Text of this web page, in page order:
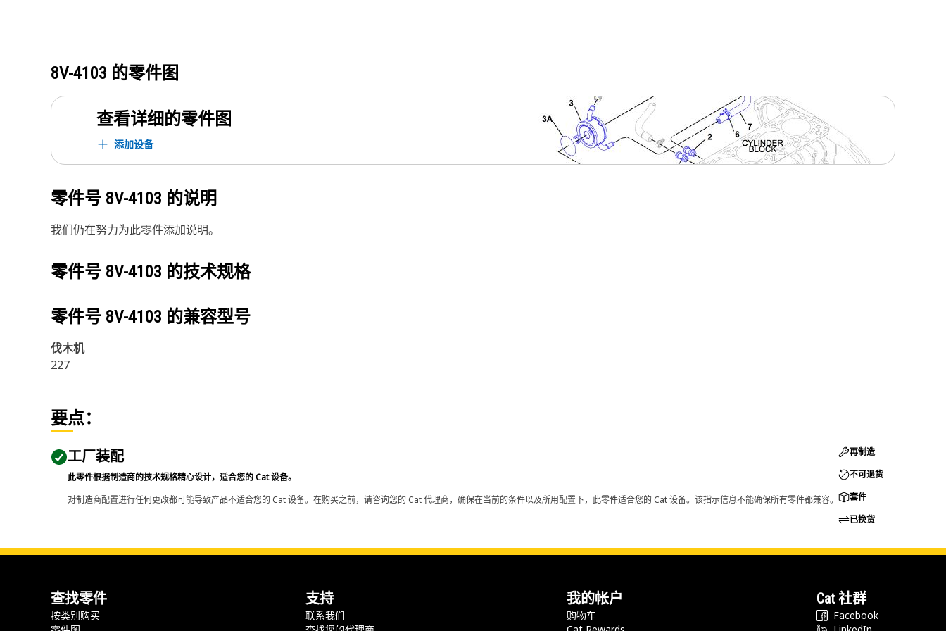
8V-4103 的零件图
查看详细的零件图
添加设备
零件号 8V-4103 的说明
我们仍在努力为此零件添加说明。
零件号 8V-4103 的技术规格
零件号 8V-4103 的兼容型号
伐木机
227
要点：
工厂装配
此零件根据制造商的技术规格精心设计，适合您的 Cat 设备。
对制造商配置进行任何更改都可能导致产品不适合您的 Cat 设备。在购买之前，请咨询您的 Cat 代理商，确保在当前的条件以及所用配置下，此零件适合您的 Cat 设备。该指示信息不能确保所有零件都兼容。
再制造
不可退货
套件
已换货
查找零件
按类别购买
支持
联系我们
我的帐户
购物车
Cat 社群
Facebook